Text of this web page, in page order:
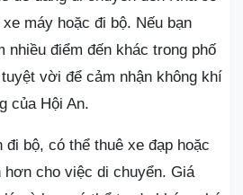
máy hoặc đi bộ. Nếu bạn
nhiều điểm đến khác trong phố
vời để cảm nhận không khí
của Hội An.
đi bộ, có thể thuê xe đạp hoặc
hơn cho việc di chuyển. Giá